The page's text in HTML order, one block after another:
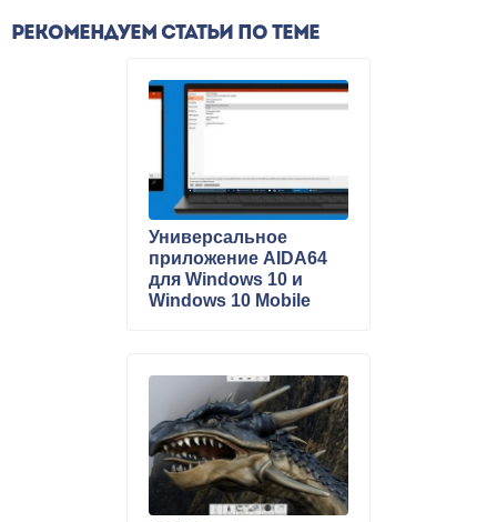
РЕКОМЕНДУЕМ СТАТЬИ ПО ТЕМЕ
Универсальное
приложение AIDA64
для Windows 10 и
Windows 10 Mobile